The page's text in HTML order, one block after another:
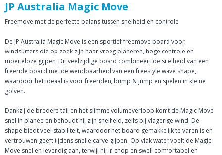
JP Australia Magic Move
Freemove met de perfecte balans tussen snelheid en controle
De JP Australia Magic Move is een sportief freemove board voor
windsurfers die op zoek zijn naar vroeg planeren, hoge controle en
moeiteloze gijpen. Dit veelzijdige board combineert de snelheid van een
freeride board met de wendbaarheid van een freestyle wave shape,
waardoor het ideaal is voor freeriden, bump & jump en spelen in kleine
golven.
Dankzij de bredere tail en het slimme volumeverloop komt de Magic Move
snel in planee en behoudt hij zijn snelheid, zelfs bij vlagerige wind. De
shape biedt veel stabiliteit, waardoor het board gemakkelijk te varen is en
vertrouwen geeft tijdens snelle carve-gijpen. Op vlak water voelt de Magic
Move snel en levendig aan, terwijl hij in chop en swell comfortabel en